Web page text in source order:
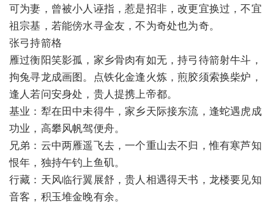
可为妻，曾被小人诬指，惹是招非，改更宜换过，不宜
祖宗基，若能傍水寻金友，不为奇处也为奇。
张弓持箭格
雁过衡阳笑影孤，家乡骨肉有如无，持弓待箭射牛斗，
拘兔寻龙成画图。点铁化金逢火炼，煎胶须索换柴炉，
逢人若问安身处，贵人提携上帝都。
基业：犁在田中未得牛，家乡天际接东流，逢蛇遇虎成
功业，高攀风帆驾便舟。
兄弟：云中两雁遥飞去，一个重山去不归，惟有寒芦知
恨年，独持午钓上鱼矶。
行藏：天风临行翼展舒，贵人相遇得天书，龙楼要见知
音客，积玉堆金晚有余。